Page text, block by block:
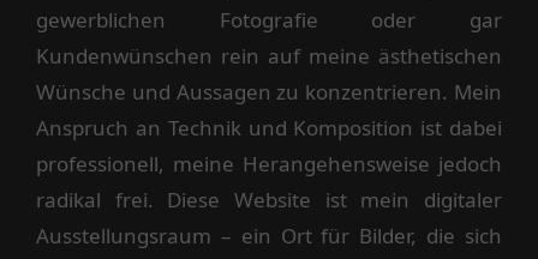
gewerblichen Fotografie oder gar
Kundenwünschen rein auf meine ästhetischen
Wünsche und Aussagen zu konzentrieren. Mein
Anspruch an Technik und Komposition ist dabei
professionell, meine Herangehensweise jedoch
radikal frei. Diese Website ist mein digitaler
Ausstellungsraum – ein Ort für Bilder, die sich